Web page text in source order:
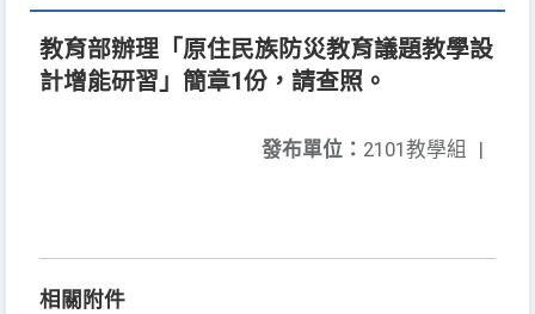
教育部辦理「原住民族防災教育議題教學設
計增能研習」簡章1份，請查照。
發布單位： 2101教學組 |
相關附件